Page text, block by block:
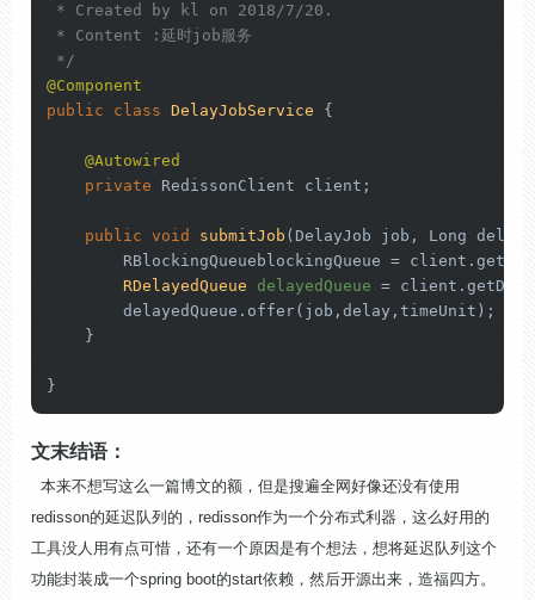
* Created by kl on 2018/7/20.
* Content :延时job服务
*/
@Component
public
class DelayJobService {
@Autowired
private RedissonClient client;
public void submitJob (DelayJob job, Long
RBlockingQueueblockingQueue =
RDelayedQueue
delayedQueue =
        delayedQueue.offer(job,delay,timeUnit);
    }
}
文末结语：
本来不想写这么一篇博文的额，但是搜遍全网好像还没有使用
redisson的延迟队列的，redisson作为一个分布式利器，这么好用的
工具没人用有点可惜，还有一个原因是有个想法，想将延迟队列这个
功能封装成一个spring boot的start依赖，然后开源出来，造福四方。